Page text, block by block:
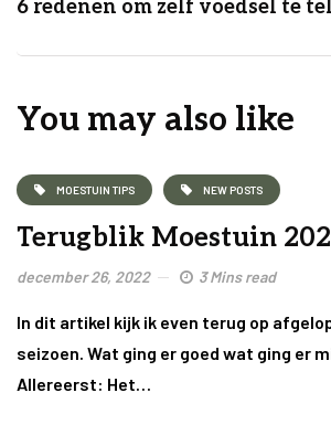
6 redenen om zelf voedsel te
You may also like
MOESTUIN TIPS NEW POSTS
Terugblik Moestuin
december 26, 2022 3 Mins read
In dit artikel kijk ik even terug op
seizoen. Wat ging er goed wat ging er
Allereerst: Het…